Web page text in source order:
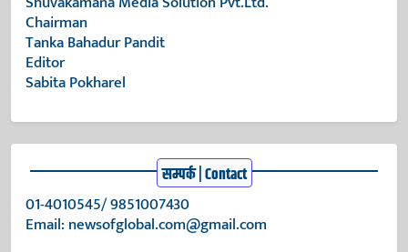
Chairman
Tanka Bahadur Pandit
Editor
Sabita Pokharel
सम्पर्क | Contact
01-4010545/ 9851007430
Email: newsofglobal.com@gmail.com